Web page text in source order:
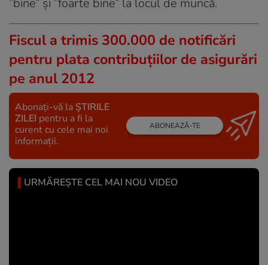
Fiscul a trimis 300.000 de notificări
pentru plata contribuțiilor de asigurări
pe anul 2012
Abonați-vă la ȘTIRILE
ZILEI pentru a fi la
curent cu cele mai noi
informații.
ABONEAZĂ-TE
URMĂREȘTE CEL MAI NOU VIDEO